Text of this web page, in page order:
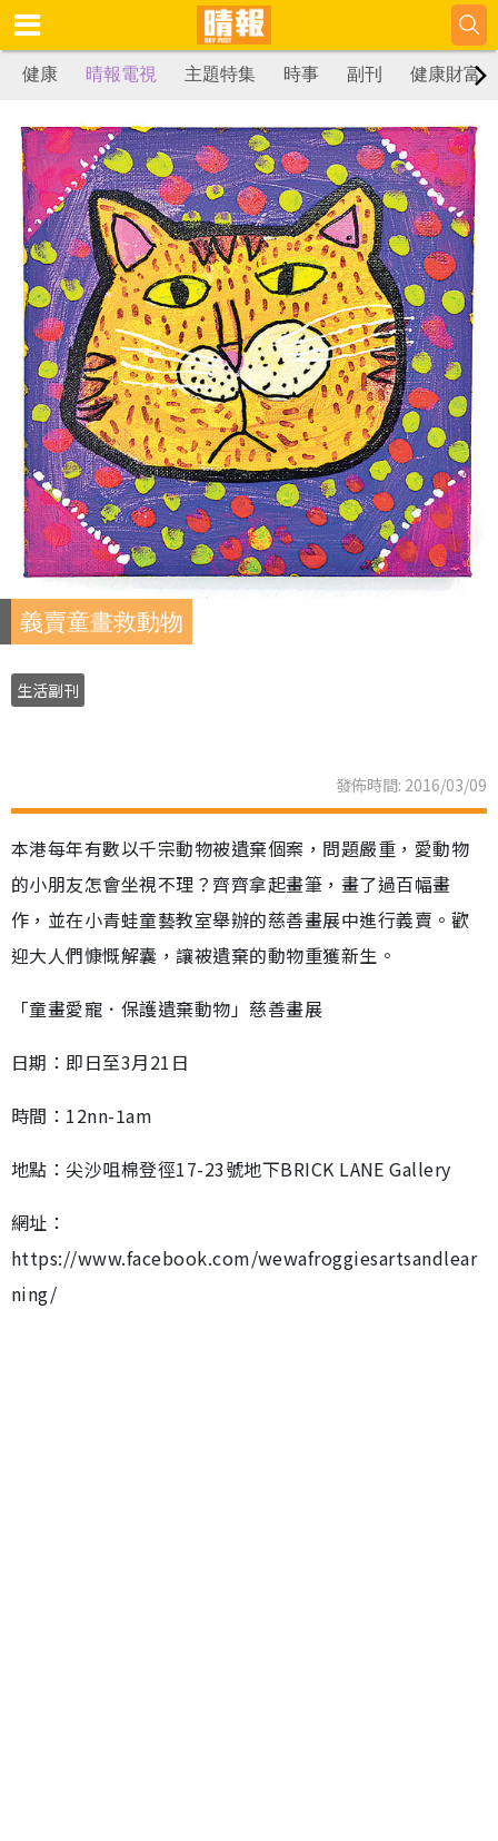
健康 晴報電視 主題特集 時事 副刊 健康財富
義賣童畫救動物
生活副刊
發佈時間: 2016/03/09
本港每年有數以千宗動物被遺棄個案，問題嚴重，愛動物
的小朋友怎會坐視不理？齊齊拿起畫筆，畫了過百幅畫
作，並在小青蛙童藝教室舉辦的慈善畫展中進行義賣。歡
迎大人們慷慨解囊，讓被遺棄的動物重獲新生。
「童畫愛寵．保護遺棄動物」慈善畫展
日期：即日至3月21日
時間：12nn-1am
地點：尖沙咀棉登徑17-23號地下BRICK LANE Gallery
網址：
https://www.facebook.com/wewafroggiesartsandlear
ning/